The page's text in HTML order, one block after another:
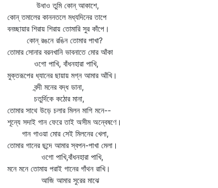
উধাও তুমি কোন্‌ আকাশে,
কোন্‌ তমালের কাননতলে মধ্যদিনের তাপে
বনচ্ছায়ার শিরায় শিরায় তোমারি সুর কাঁপে।
কোন্‌ রঙনে রঙিন তোমার পাখা?
তোমার সোনার বরনখানি ভাবনাতে মোর আঁকা
ওগো পাখি, বাঁধনহারা পাখি,
মুক্তরূপের ধ্যানের ছায়ায় মগ্ন আমার আঁখি।
বন্দী মনের বদ্ধ ডানা,
চতুর্দিকে কঠোর মানা,
তোমার সাথে উড়ে চলার মিলন মাগি মনে--
শূন্যে সদাই গান ফেরে তাই অসীম অন্বেষণে।
গান গাওয়া মোর সেই মিলনের খেলা,
তোমার গানের ছন্দে আমার স্বপন-পাখা মেলা।
ওগো পাখি,বাঁধনহারা পাখি,
মনে মনে তোমায় পরাই গানের গাঁথন রাখি।
আজি আমার সুরের মাঝে